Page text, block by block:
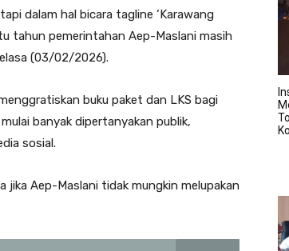
dalam hal bicara tagline ‘Karawang
tahun pemerintahan Aep-Maslani masih
(03/02/2026).
buku paket dan LKS bagi
banyak dipertanyakan publik,
sosial.
jika Aep-Maslani tidak mungkin melupakan